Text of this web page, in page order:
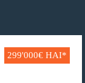
299'000€ HAI*